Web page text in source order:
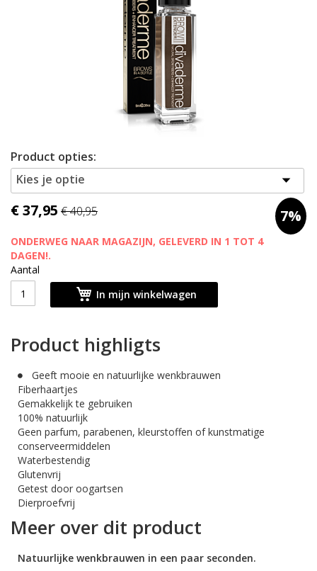
Product opties:
Kies je optie
€ 37,95 € 40,95 7%
ONDERWEG NAAR MAGAZIJN, GELEVERD IN 1 TOT 4
DAGEN!.
Aantal
In mijn winkelwagen
Ga
naar
het
begin
van
afbeeldingen-
gallerij
Product highligts
Geeft mooie en natuurlijke wenkbrauwen
Fiberhaartjes
Gemakkelijk te gebruiken
100% natuurlijk
Geen parfum, parabenen, kleurstoffen of kunstmatige
conserveermiddelen
Waterbestendig
Glutenvrij
Getest door oogartsen
Dierproefvrij
Meer over dit product
Natuurlijke wenkbrauwen in een paar seconden.